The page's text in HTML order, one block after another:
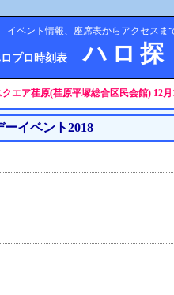
イベント情報、座席表からアクセスま
プロ時刻表 ハロ探
クエア荏原(荏原平塚総合区民会館) 12
イベント2018